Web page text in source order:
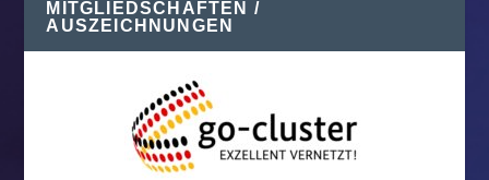
MITGLIEDSCHAFTEN /
AUSZEICHNUNGEN